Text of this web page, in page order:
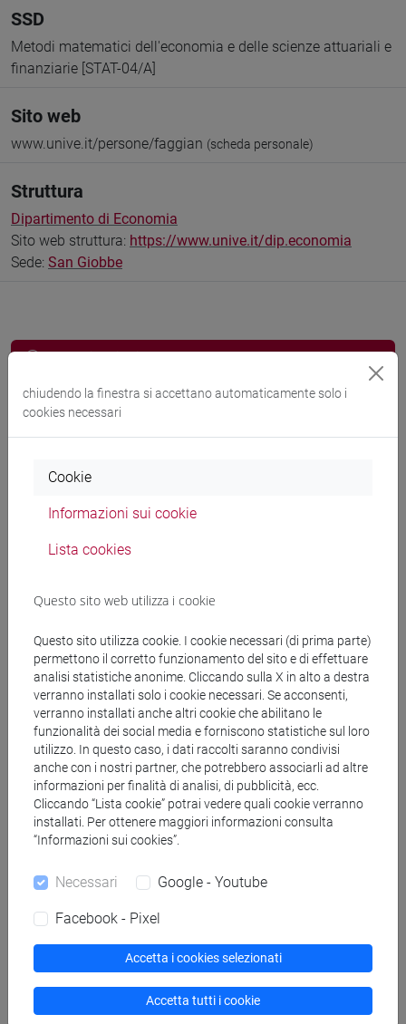
SSD
Metodi matematici dell'economia e delle scienze attuariali e
finanziarie [STAT-04/A]
Sito web
www.unive.it/persone/faggian (scheda personale)
Struttura
Dipartimento di Economia
Sito web struttura: https://www.unive.it/dip.economia
Sede: San Giobbe
Comunicazioni
Didattica
Pubblicazioni
cfNEWS
Ricevimento
Office Hours are held:
(a) during a course time-span, 2 hours/week, as
communicated through the moodle page of that course;
(b) after the end of the course, Wednesday 12:30 - 14:30,
upon appointment, in my office (San Giobbe, Building C2,
1st floor, room 120).Please, send me an email 24h prior, so
that I can organize a schedule with students of different
courses.
(c) Extra appointment are also possible for students having
classes at the time of office hours.
segui il feed
chiudendo la finestra si accettano automaticamente solo i
cookies necessari
Cookie
Informazioni sui cookie
Lista cookies
Questo sito web utilizza i cookie
Questo sito utilizza cookie. I cookie necessari (di prima parte)
permettono il corretto funzionamento del sito e di effettuare
analisi statistiche anonime. Cliccando sulla X in alto a destra
verranno installati solo i cookie necessari. Se acconsenti,
verranno installati anche altri cookie che abilitano le
funzionalità dei social media e forniscono statistiche sul loro
utilizzo. In questo caso, i dati raccolti saranno condivisi
anche con i nostri partner, che potrebbero associarli ad altre
informazioni per finalità di analisi, di pubblicità, ecc.
Cliccando “Lista cookie” potrai vedere quali cookie verranno
installati. Per ottenere maggiori informazioni consulta
“Informazioni sui cookies”.
Necessari Google - Youtube
Facebook - Pixel
Accetta i cookies selezionati
Accetta tutti i cookie